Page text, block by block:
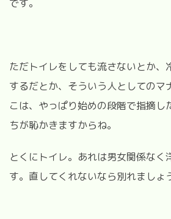
です。
ただトイレをしても流さないとか、
するだとか、そういう人としてのマ
こは、やっぱり始めの段階で指摘し
ちが恥かきますからね。
とくにトイレ。あれは男女関係なく
す。直してくれないなら別れましょ